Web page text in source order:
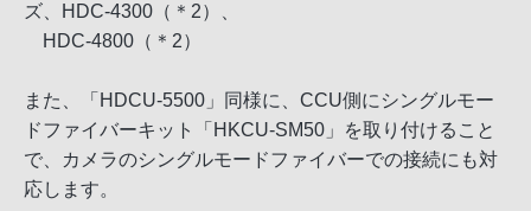
ズ、HDC-4300（＊2）、
HDC-4800（＊2）
また、「HDCU-5500」同様に、CCU側にシングルモー
ドファイバーキット「HKCU-SM50」を取り付けること
で、カメラのシングルモードファイバーでの接続にも対
応します。